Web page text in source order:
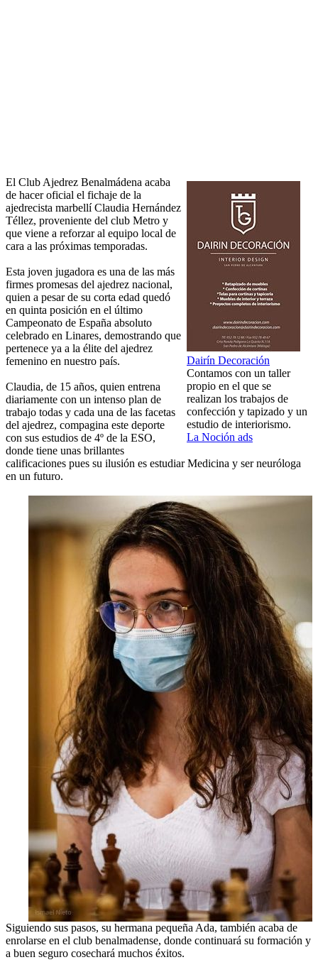
Dairín Decoración
Contamos con un taller
propio en el que se
realizan los trabajos de
confección y tapizado y un
estudio de interiorismo.
La Noción ads
El Club Ajedrez Benalmádena acaba
de hacer oficial el fichaje de la
ajedrecista marbellí Claudia Hernández
Téllez, proveniente del club Metro y
que viene a reforzar al equipo local de
cara a las próximas temporadas.
Esta joven jugadora es una de las más
firmes promesas del ajedrez nacional,
quien a pesar de su corta edad quedó
en quinta posición en el último
Campeonato de España absoluto
celebrado en Linares, demostrando que
pertenece ya a la élite del ajedrez
femenino en nuestro país.
Claudia, de 15 años, quien entrena
diariamente con un intenso plan de
trabajo todas y cada una de las facetas
del ajedrez, compagina este deporte
con sus estudios de 4º de la ESO,
donde tiene unas brillantes
calificaciones pues su ilusión es estudiar Medicina y ser neuróloga
en un futuro.
Siguiendo sus pasos, su hermana pequeña Ada, también acaba de
enrolarse en el club benalmadense, donde continuará su formación y
a buen seguro cosechará muchos éxitos.